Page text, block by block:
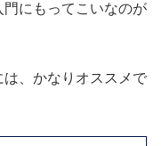
にもってこいなのが
、かなりオススメで